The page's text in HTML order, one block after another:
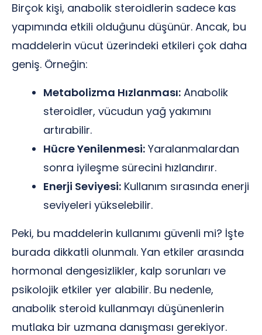
Birçok kişi, anabolik steroidlerin sadece kas
yapımında etkili olduğunu düşünür. Ancak, bu
maddelerin vücut üzerindeki etkileri çok daha
geniş. Örneğin:
Metabolizma Hızlanması: Anabolik
steroidler, vücudun yağ yakımını
artırabilir.
Hücre Yenilenmesi: Yaralanmalardan
sonra iyileşme sürecini hızlandırır.
Enerji Seviyesi: Kullanım sırasında enerji
seviyeleri yükselebilir.
Peki, bu maddelerin kullanımı güvenli mi? İşte
burada dikkatli olunmalı. Yan etkiler arasında
hormonal dengesizlikler, kalp sorunları ve
psikolojik etkiler yer alabilir. Bu nedenle,
anabolik steroid kullanmayı düşünenlerin
mutlaka bir uzmana danışması gerekiyor.